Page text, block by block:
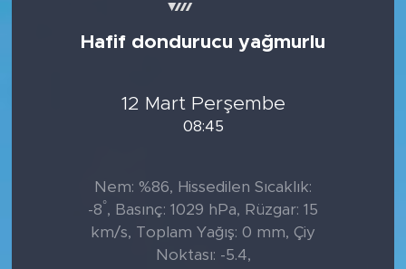
Hafif dondurucu yağmurlu
12 Mart Perşembe
08:45
Nem: %86, Hissedilen Sıcaklık:
-8°, Basınç: 1029 hPa, Rüzgar: 15
km/s, Toplam Yağış: 0 mm, Çiy
Noktası: -5.4,